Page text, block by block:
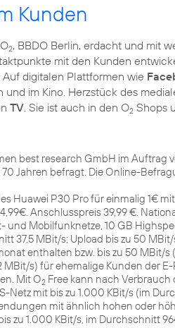
Kunden
2, BBDO Berlin, erdacht und mit
mit den Kunden
digitalen Plattformen wie
im Kino. Herzstück des
TV. Sie ist auch in den O2 Shops
best research GmbH im Auftrag
Jahren befragt. Die Online-
Huawei P30 Pro für einmalig 1€
Anschlusspreis 39,99 €.
und Mobilfunknetze, 10 GB
37,5 MBit/s; Upload bis zu 50 MBit/
enthalten bzw. bis zu 50 MBit/s
MBit/s) für ehemalige Kunden der
Mit O2 Free kann nach Verbrauch
Netz mit bis zu 1.000 KBit/s (im
mit ähnlich hohen oder
zu 1.000 KBit/s, im Durchschnitt